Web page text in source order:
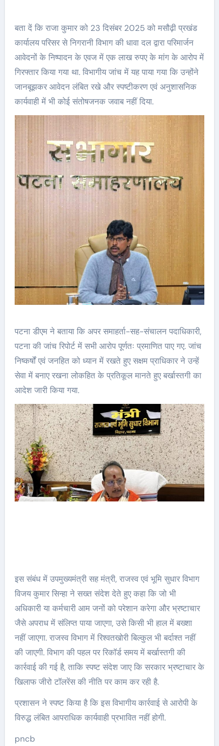
बता दें कि राजा कुमार को 23 दिसंबर 2025 को मसौढ़ी प्रखंड
कार्यालय परिसर से निगरानी विभाग की धावा दल द्वारा परिमार्जन
आवेदनों के निष्पादन के एवज में एक लाख रुपए के मांग के आरोप में
गिरफ्तार किया गया था. विभागीय जांच में यह पाया गया कि उन्होंने
जानबूझकर आवेदन लंबित रखे और स्पष्टीकरण एवं अनुशासनिक
कार्यवाही में भी कोई संतोषजनक जवाब नहीं दिया.
पटना डीएम ने बताया कि अपर समाहर्ता-सह-संचालन पदाधिकारी,
पटना की जांच रिपोर्ट में सभी आरोप पूर्णतः प्रमाणित पाए गए. जांच
निष्कर्षों एवं जनहित को ध्यान में रखते हुए सक्षम प्राधिकार ने उन्हें
सेवा में बनाए रखना लोकहित के प्रतिकूल मानते हुए बर्खास्तगी का
आदेश जारी किया गया.
इस संबंध में उपमुख्यमंत्री सह मंत्री, राजस्व एवं भूमि सुधार विभाग
विजय कुमार सिन्हा ने सख्त संदेश देते हुए कहा कि जो भी
अधिकारी या कर्मचारी आम जनों को परेशान करेगा और भ्रष्टाचार
जैसे अपराध में संलिप्त पाया जाएगा, उसे किसी भी हाल में बख्शा
नहीं जाएगा. राजस्व विभाग में रिश्वतखोरी बिल्कुल भी बर्दाश्त नहीं
की जाएगी. विभाग की पहल पर रिकॉर्ड समय में बर्खास्तगी की
कार्रवाई की गई है, ताकि स्पष्ट संदेश जाए कि सरकार भ्रष्टाचार के
खिलाफ जीरो टॉलरेंस की नीति पर काम कर रही है.
प्रशासन ने स्पष्ट किया है कि इस विभागीय कार्रवाई से आरोपी के
विरुद्ध लंबित आपराधिक कार्यवाही प्रभावित नहीं होगी.
pncb